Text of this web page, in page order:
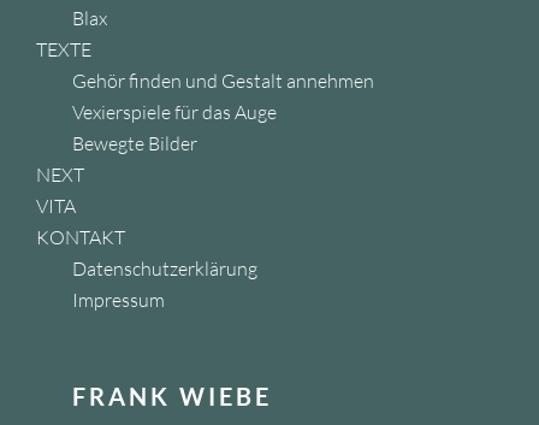
Blax
TEXTE
Gehör finden und Gestalt annehmen
Vexierspiele für das Auge
Bewegte Bilder
NEXT
VITA
KONTAKT
Datenschutzerklärung
Impressum
FRANK WIEBE